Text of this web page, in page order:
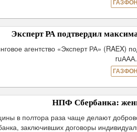
Эксперт РА подтвердил
агентство «Эксперт РА»
НПФ Сбербанка:
в полтора раза чаще делают
заключивших договоры